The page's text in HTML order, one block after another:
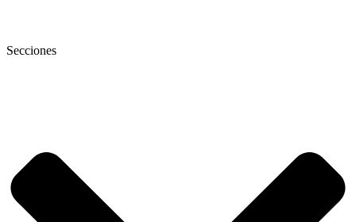
Secciones